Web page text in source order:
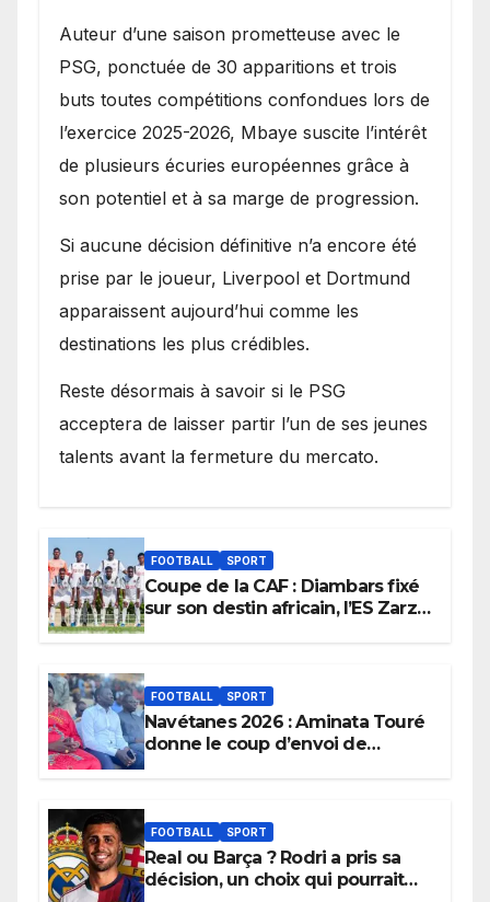
Auteur d’une saison prometteuse avec le
PSG, ponctuée de 30 apparitions et trois
buts toutes compétitions confondues lors de
l’exercice 2025-2026, Mbaye suscite l’intérêt
de plusieurs écuries européennes grâce à
son potentiel et à sa marge de progression.
Si aucune décision définitive n’a encore été
prise par le joueur, Liverpool et Dortmund
apparaissent aujourd’hui comme les
destinations les plus crédibles.
Reste désormais à savoir si le PSG
acceptera de laisser partir l’un de ses jeunes
talents avant la fermeture du mercato.
FOOTBALL SPORT
Coupe de la CAF : Diambars fixé
sur son destin africain, l’ES Zarzis
FOOTBALL SPORT
Navétanes 2026 : Aminata Touré
donne le coup d’envoi de
apaisées.
FOOTBALL SPORT
Real ou Barça ? Rodri a pris sa
décision, un choix qui pourrait